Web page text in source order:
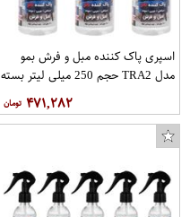
اسپری پاک کننده مبل و فرش بمو
مدل TRA2 حجم 250 میلی لیتر بسته
۴۷۱,۲۸۲